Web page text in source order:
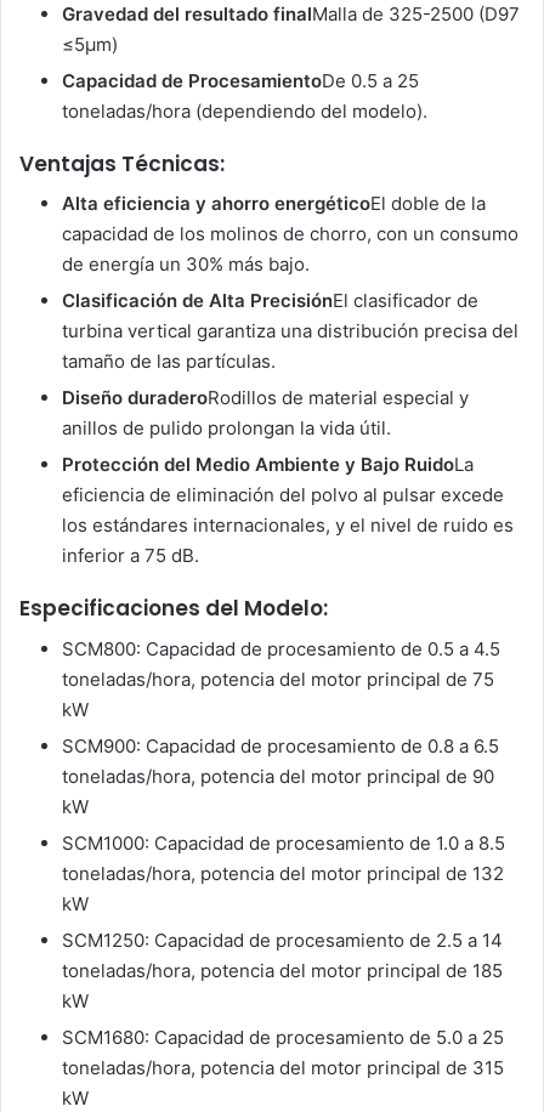
Gravedad del resultado finalMalla de 325-2500 (D97
≤5μm)
Capacidad de ProcesamientoDe 0.5 a 25
toneladas/hora (dependiendo del modelo).
Ventajas Técnicas:
Alta eficiencia y ahorro energéticoEl doble de la
capacidad de los molinos de chorro, con un consumo
de energía un 30% más bajo.
Clasificación de Alta PrecisiónEl clasificador de
turbina vertical garantiza una distribución precisa del
tamaño de las partículas.
Diseño duraderoRodillos de material especial y
anillos de pulido prolongan la vida útil.
Protección del Medio Ambiente y Bajo RuidoLa
eficiencia de eliminación del polvo al pulsar excede
los estándares internacionales, y el nivel de ruido es
inferior a 75 dB.
Especificaciones del Modelo:
SCM800: Capacidad de procesamiento de 0.5 a 4.5
toneladas/hora, potencia del motor principal de 75
kW
SCM900: Capacidad de procesamiento de 0.8 a 6.5
toneladas/hora, potencia del motor principal de 90
kW
SCM1000: Capacidad de procesamiento de 1.0 a 8.5
toneladas/hora, potencia del motor principal de 132
kW
SCM1250: Capacidad de procesamiento de 2.5 a 14
toneladas/hora, potencia del motor principal de 185
kW
SCM1680: Capacidad de procesamiento de 5.0 a 25
toneladas/hora, potencia del motor principal de 315
kW